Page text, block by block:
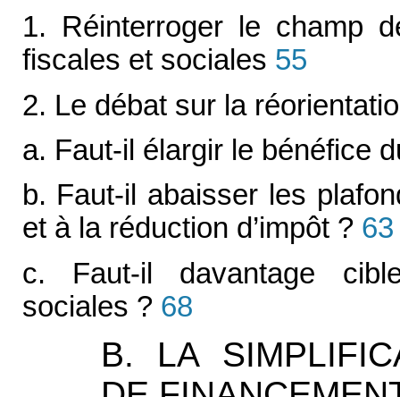
1. Réinterroger le champ
fiscales et sociales 55
2. Le débat sur la
a. Faut-il élargir le bénéfice
b. Faut-il abaisser les
et à la réduction d’impôt ? 63
c. Faut-il davantage
sociales ? 68
B. LA